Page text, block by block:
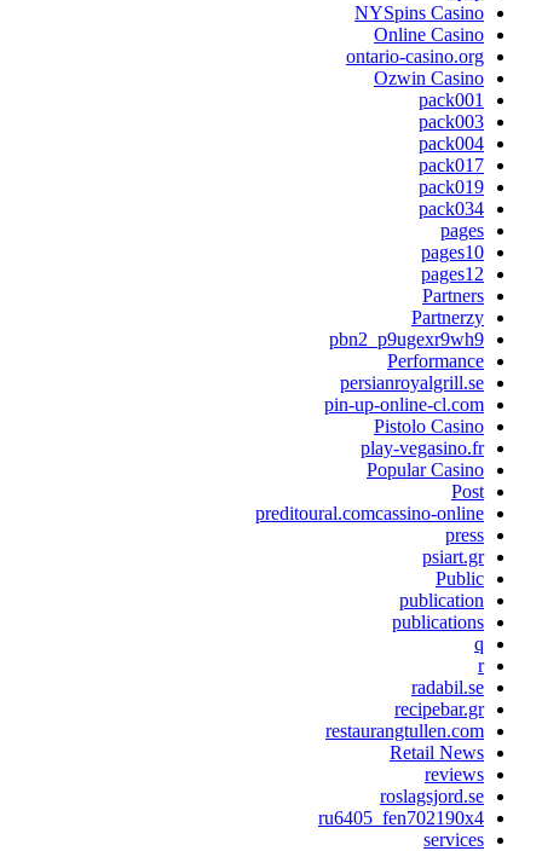
NYSpins
Online
ontario-
Ozwin
pin-up-online-
Pistolo
play-
Popular
preditoural.comcassino-
Retail